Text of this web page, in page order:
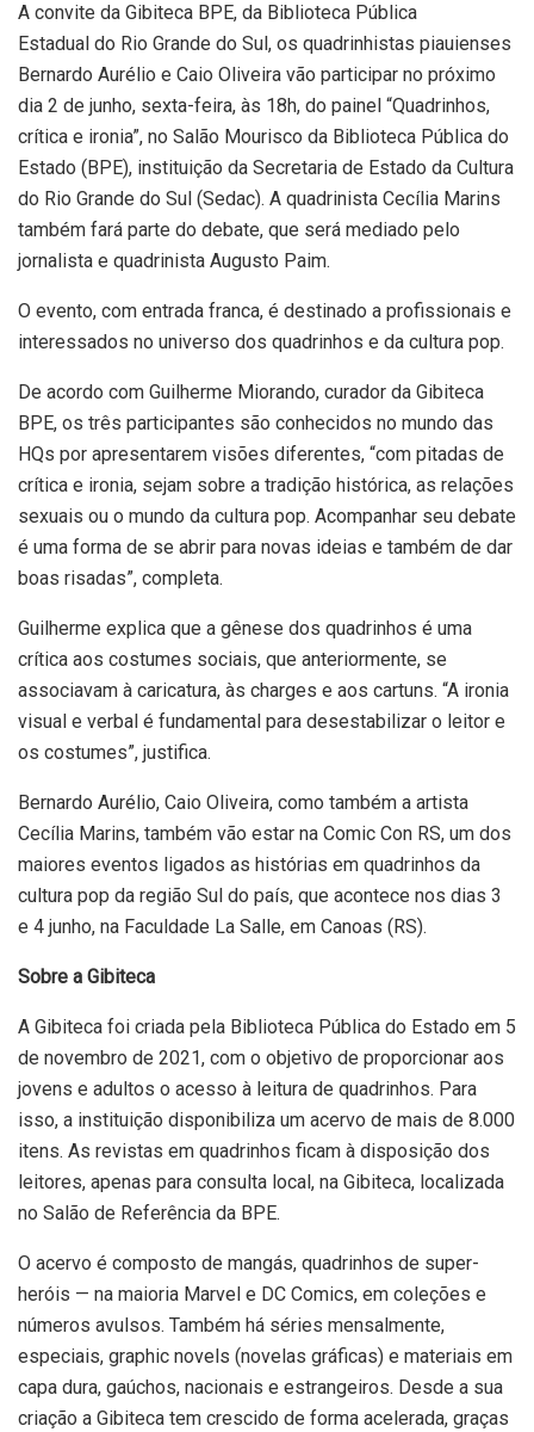
A convite da Gibiteca BPE, da Biblioteca Pública
Estadual do Rio Grande do Sul, os quadrinhistas piauienses
Bernardo Aurélio e Caio Oliveira vão participar no próximo
dia 2 de junho, sexta-feira, às 18h, do painel “Quadrinhos,
crítica e ironia”, no Salão Mourisco da Biblioteca Pública do
Estado (BPE), instituição da Secretaria de Estado da Cultura
do Rio Grande do Sul (Sedac). A quadrinista Cecília Marins
também fará parte do debate, que será mediado pelo
jornalista e quadrinista Augusto Paim.
O evento, com entrada franca, é destinado a profissionais e
interessados no universo dos quadrinhos e da cultura pop.
De acordo com Guilherme Miorando, curador da Gibiteca
BPE, os três participantes são conhecidos no mundo das
HQs por apresentarem visões diferentes, “com pitadas de
crítica e ironia, sejam sobre a tradição histórica, as relações
sexuais ou o mundo da cultura pop. Acompanhar seu debate
é uma forma de se abrir para novas ideias e também de dar
boas risadas”, completa.
Guilherme explica que a gênese dos quadrinhos é uma
crítica aos costumes sociais, que anteriormente, se
associavam à caricatura, às charges e aos cartuns. “A ironia
visual e verbal é fundamental para desestabilizar o leitor e
os costumes”, justifica.
Bernardo Aurélio, Caio Oliveira, como também a artista
Cecília Marins, também vão estar na Comic Con RS, um dos
maiores eventos ligados as histórias em quadrinhos da
cultura pop da região Sul do país, que acontece nos dias 3
e 4 junho, na Faculdade La Salle, em Canoas (RS).
Sobre a Gibiteca
A Gibiteca foi criada pela Biblioteca Pública do Estado em 5
de novembro de 2021, com o objetivo de proporcionar aos
jovens e adultos o acesso à leitura de quadrinhos. Para
isso, a instituição disponibiliza um acervo de mais de 8.000
itens. As revistas em quadrinhos ficam à disposição dos
leitores, apenas para consulta local, na Gibiteca, localizada
no Salão de Referência da BPE.
O acervo é composto de mangás, quadrinhos de super-
heróis — na maioria Marvel e DC Comics, em coleções e
números avulsos. Também há séries mensalmente,
especiais, graphic novels (novelas gráficas) e materiais em
capa dura, gaúchos, nacionais e estrangeiros. Desde a sua
criação a Gibiteca tem crescido de forma acelerada, graças